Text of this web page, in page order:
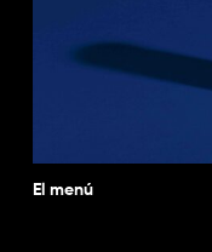
El menú